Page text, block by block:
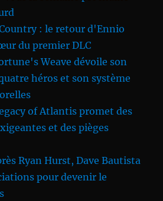
: le retour d'Ennio
du premier DLC
Weave dévoile son
héros et son système
of Atlantis promet des
et des pièges
Ryan Hurst, Dave Bautista
pour devenir le